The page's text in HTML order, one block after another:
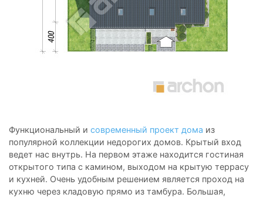
Функциональный и современный проект дома из
популярной коллекции недорогих домов. Крытый вход
ведет нас внутрь. На первом этаже находится гостиная
открытого типа с камином, выходом на крытую террасу
и кухней. Очень удобным решением является проход на
кухню через кладовую прямо из тамбура. Большая,